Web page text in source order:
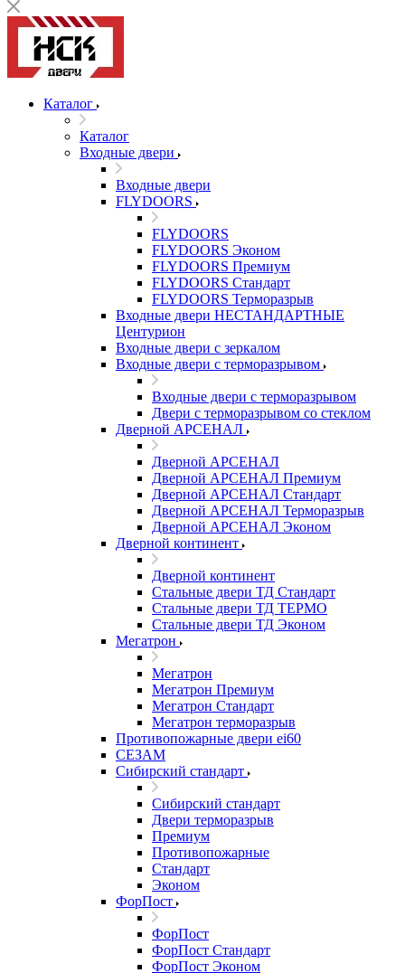
Каталог
Каталог
Входные двери
Входные двери
FLYDOORS
FLYDOORS
FLYDOORS Эконом
FLYDOORS Премиум
FLYDOORS Стандарт
FLYDOORS Терморазрыв
Входные двери НЕСТАНДАРТНЫЕ
Центурион
Входные двери с зеркалом
Входные двери с терморазрывом
Входные двери с терморазрывом
Двери с терморазрывом со стеклом
Дверной АРСЕНАЛ
Дверной АРСЕНАЛ
Дверной АРСЕНАЛ Премиум
Дверной АРСЕНАЛ Стандарт
Дверной АРСЕНАЛ Терморазрыв
Дверной АРСЕНАЛ Эконом
Дверной континент
Дверной континент
Стальные двери ТД Стандарт
Стальные двери ТД ТЕРМО
Стальные двери ТД Эконом
Мегатрон
Мегатрон
Мегатрон Премиум
Мегатрон Стандарт
Мегатрон терморазрыв
Противопожарные двери ei60
СЕЗАМ
Сибирский стандарт
Сибирский стандарт
Двери терморазрыв
Премиум
Противопожарные
Стандарт
Эконом
ФорПост
ФорПост
ФорПост Стандарт
ФорПост Эконом